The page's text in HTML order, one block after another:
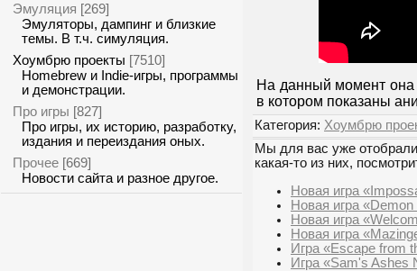
Эмуляция [269]
Эмуляторы, дампинг и близкие
темы. В т.ч. симуляция.
Хоумбрю проекты [7510]
Homebrew и Indie-игры, программы
и демонстрации.
Про игры [827]
Про игры, их историю, разработку,
издания и переиздания оных.
Прочее [669]
Новости сайта и разное другое.
На данный момент она
в котором показаны
Категория: Хоумбрю
Мы для вас уже
какая-то из них,
Новая игра
Новая игра
Новая игра
Новая игра
Игра «Escape from
Игра «Sam's Ashes